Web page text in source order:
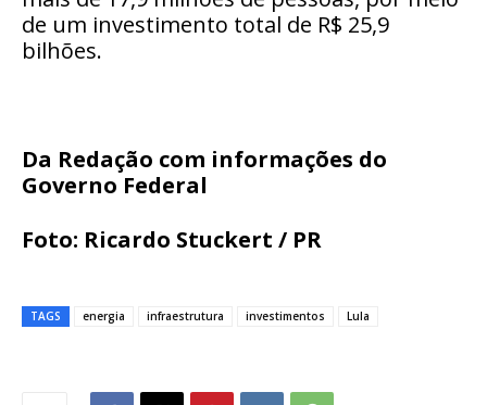
de um investimento total de R$ 25,9
bilhões.
Da Redação com informações do
Governo Federal
Foto: Ricardo Stuckert / PR
TAGS energia infraestrutura investimentos Lula